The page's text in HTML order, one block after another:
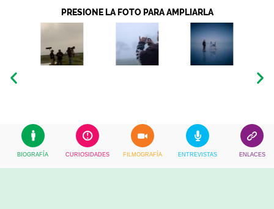
PRESIONE LA FOTO PARA AMPLIARLA
BIOGRAFÍA CURIOSIDADES FILMOGRAFÍA ENTREVISTAS ENLACES